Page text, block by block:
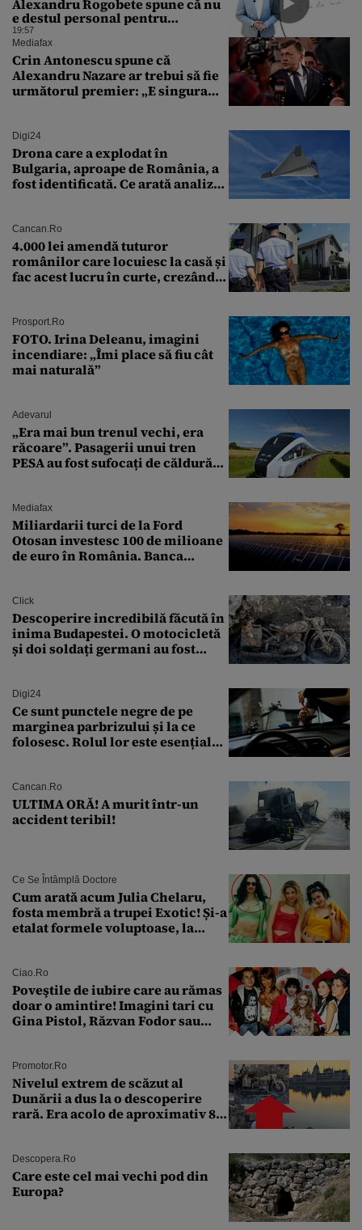
Alexandru Rogobete spune că nu
e destul personal pentru
combaterea infecţiilor
nosocomiale
19:57
Mediafax
Crin Antonescu spune că
Alexandru Nazare ar trebui să fie
următorul premier: „E singura
Digi24
Drona care a explodat în
Bulgaria, aproape de România, a
fost identificată. Ce arată analiza
Cancan.ro
4.000 lei amendă tuturor
românilor care locuiesc la casă și
fac acest lucru în curte, crezând
Prosport.ro
FOTO. Irina Deleanu, imagini
incendiare: „Îmi place să fiu cât
mai naturală”
Adevarul
„Era mai bun trenul vechi, era
răcoare”. Pasagerii unui tren
PESA au fost sufocați de căldură
Mediafax
Miliardarii turci de la Ford
Otosan investesc 100 de milioane
de euro în România. Banca
Click
Descoperire incredibilă făcută în
inima Budapestei. O motocicletă
și doi soldați germani au fost
Digi24
Ce sunt punctele negre de pe
marginea parbrizului și la ce
folosesc. Rolul lor este esențial
Cancan.ro
ULTIMA ORĂ! A murit într-un
accident teribil!
Ce Se Întâmplă Doctore
Cum arată acum Julia Chelaru,
fosta membră a trupei Exotic! Și-a
etalat formele voluptoase, la
Ciao.ro
Poveştile de iubire care au rămas
doar o amintire! Imagini tari cu
Gina Pistol, Răzvan Fodor sau
Promotor.ro
Nivelul extrem de scăzut al
Dunării a dus la o descoperire
rară. Era acolo de aproximativ 80
Descopera.ro
Care este cel mai vechi pod din
Europa?